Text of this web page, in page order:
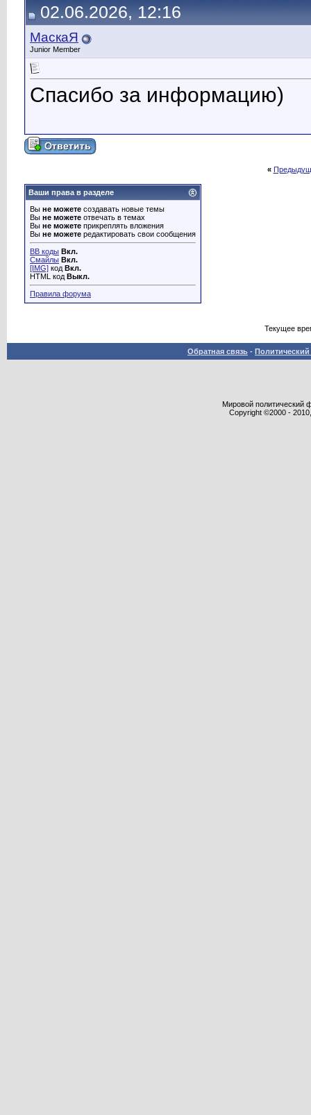
02.06.2026, 12:16
МаскаЯ
Junior Member
Спасибо за информацию)
«
Ваши права в разделе
Вы не можете создавать новые темы
Вы не можете отвечать в темах
Вы не можете прикреплять вложения
Вы не можете редактировать свои сообщения
BB коды Вкл.
Смайлы Вкл.
[IMG] код Вкл.
HTML код Выкл.
Правила форума
Текущее
Обратная связь -
Мировой политический
Copyright ©2000 -